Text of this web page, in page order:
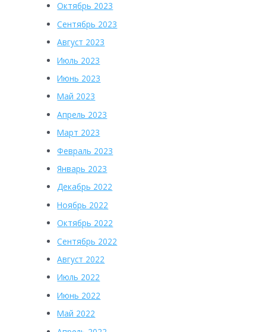
Октябрь 2023
Сентябрь 2023
Август 2023
Июль 2023
Июнь 2023
Май 2023
Апрель 2023
Март 2023
Февраль 2023
Январь 2023
Декабрь 2022
Ноябрь 2022
Октябрь 2022
Сентябрь 2022
Август 2022
Июль 2022
Июнь 2022
Май 2022